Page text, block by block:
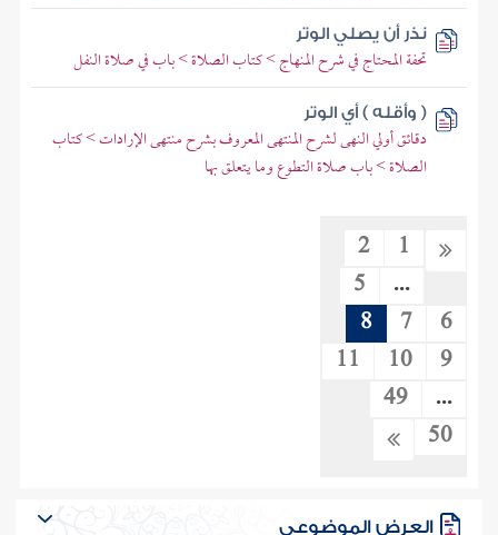
نذر أن يصلي الوتر
تحفة المحتاج في شرح المنهاج > كتاب الصلاة > باب في صلاة النفل
( وأقله ) أي الوتر
دقائق أولي النهى لشرح المنتهى المعروف بشرح منتهى الإرادات > كتاب
الصلاة > باب صلاة التطوع وما يتعلق بها
1
2
...
5
6
7
8
9
10
11
...
49
50
العرض الموضوعي